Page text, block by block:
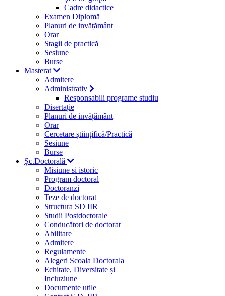
Cadre didactice
Examen Diplomă
Planuri de invățământ
Orar
Stagii de practică
Sesiune
Burse
Masterat
Admitere
Administrativ
Responsabili programe studiu
Disertație
Planuri de invățământ
Orar
Cercetare științifică/Practică
Sesiune
Burse
Șc.Doctorală
Misiune si istoric
Program doctoral
Doctoranzi
Teze de doctorat
Structura SD IIR
Studii Postdoctorale
Conducători de doctorat
Abilitare
Admitere
Regulamente
Alegeri Scoala Doctorala
Echitate, Diversitate și
Incluziune
Documente utile